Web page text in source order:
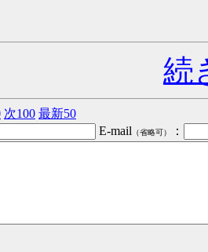
続
次100 最新50
E-mail （省略可） ：